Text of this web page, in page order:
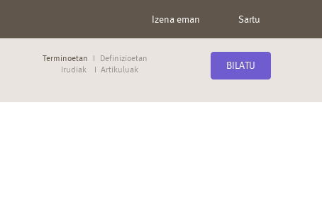
Izena eman Sartu
Terminoetan
Definizioetan
Irudiak
Artikuluak BILATU